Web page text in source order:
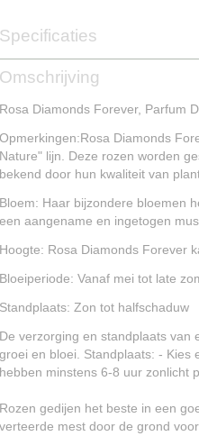
Specificaties
Productcode
Omschrijving
Rosa Diamonds Forever, Parfum
Opmerkingen:Rosa Diamonds
Nature" lijn. Deze rozen worden
bekend door hun kwaliteit van
Bloem: Haar bijzondere bloemen
een aangename en ingetogen
Hoogte: Rosa Diamonds Forever
Bloeiperiode: Vanaf mei tot late
Standplaats: Zon tot halfschaduw
De verzorging en standplaats van
groei en bloei. Standplaats: - Kies
hebben minstens 6-8 uur zonlicht
Rozen gedijen het beste in een
verteerde mest door de grond